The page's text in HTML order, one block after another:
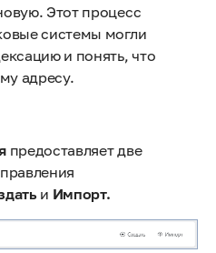
Этот процесс
системы могли
и понять, что
адресу.
предоставляет две
и Импорт.